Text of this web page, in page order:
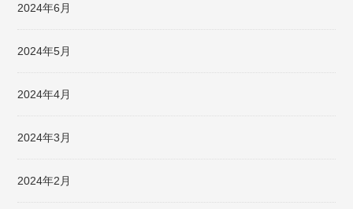
2024年6月
2024年5月
2024年4月
2024年3月
2024年2月